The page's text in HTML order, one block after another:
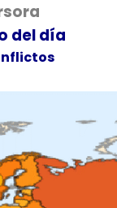
del día